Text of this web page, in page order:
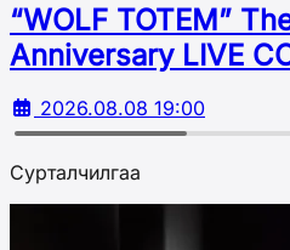
“WOLF TOTEM”
Аnniversary LIVE
2026.08.08 19:00
Сурталчилгаа